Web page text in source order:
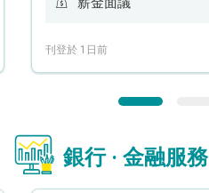
刊登於 1日前
銀行 · 金融服務